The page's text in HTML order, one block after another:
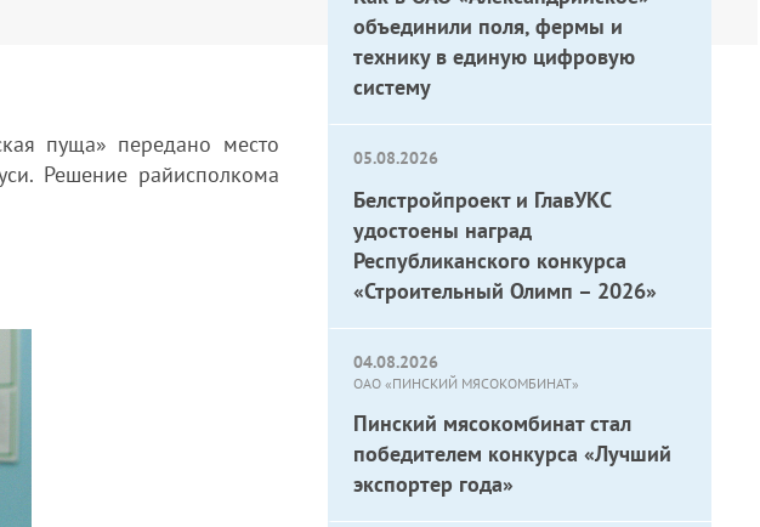
объединили поля, фермы и
технику в единую цифровую
систему
05.08.2026
Белстройпроект и ГлавУКС
удостоены наград
Республиканского конкурса
«Строительный Олимп – 2026»
04.08.2026
ОАО «ПИНСКИЙ МЯСОКОМБИНАТ»
Пинский мясокомбинат стал
победителем конкурса «Лучший
экспортер года»
пуща» передано место
Решение райисполкома